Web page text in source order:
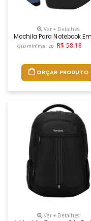
Ver + Detalhes
Mochila Para Notebook
QTD mínima: 20 R$ 58.18
ORÇAR PRODUTO
Ver + Detalhes